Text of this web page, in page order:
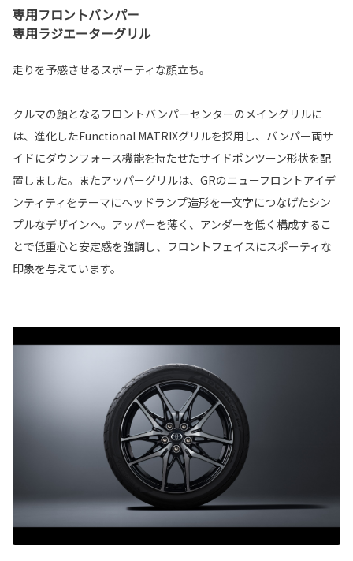
専用フロントバンパー
専用ラジエーターグリル
走りを予感させるスポーティな顔立ち。
クルマの顔となるフロントバンパーセンターのメイングリルに
は、進化したFunctional MATRIXグリルを採用し、バンパー両サ
イドにダウンフォース機能を持たせたサイドポンツーン形状を配
置しました。またアッパーグリルは、GRのニューフロントアイデ
ンティティをテーマにヘッドランプ造形を一文字につなげたシン
プルなデザインへ。アッパーを薄く、アンダーを低く構成するこ
とで低重心と安定感を強調し、フロントフェイスにスポーティな
印象を与えています。